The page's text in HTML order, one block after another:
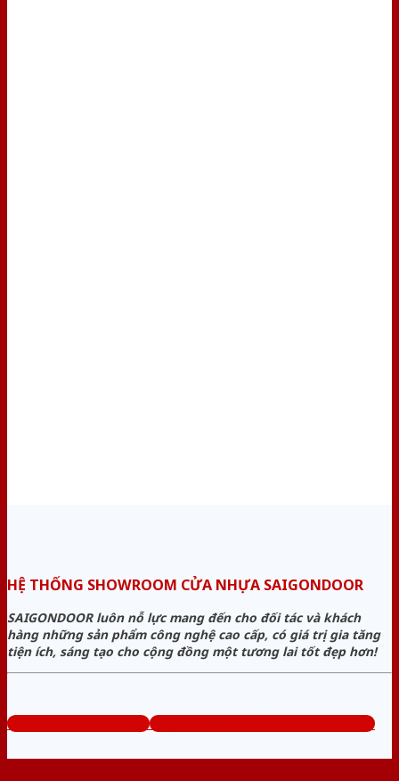
HỆ THỐNG SHOWROOM CỬA NHỰA SAIGONDOOR
SAIGONDOOR luôn nỗ lực mang đến cho đối tác và khách
hàng những sản phẩm công nghệ cao cấp, có giá trị gia tăng
tiện ích, sáng tạo cho cộng đồng một tương lai tốt đẹp hơn!
www.sieuthicuanhua.net Tổng đài tư vấn miễn phí: 0824.400.400